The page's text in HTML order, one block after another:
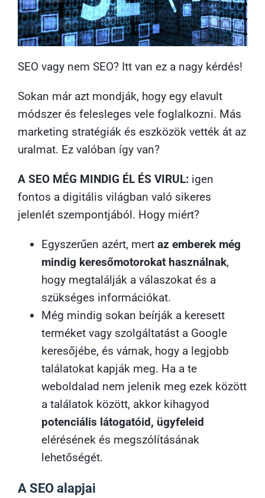
SEO vagy nem SEO? Itt van ez a nagy kérdés!
Sokan már azt mondják, hogy egy elavult
módszer és felesleges vele foglalkozni. Más
marketing stratégiák és eszközök vették át az
uralmat. Ez valóban így van?
A SEO MÉG MINDIG ÉL ÉS VIRUL: igen
fontos a digitális világban való sikeres
jelenlét szempontjából. Hogy miért?
Egyszerűen azért, mert az emberek még
mindig keresőmotorokat használnak,
hogy megtalálják a válaszokat és a
szükséges információkat.
Még mindig sokan beírják a keresett
terméket vagy szolgáltatást a Google
keresőjébe, és várnak, hogy a legjobb
találatokat kapják meg. Ha a te
weboldalad nem jelenik meg ezek között
a találatok között, akkor kihagyod
potenciális látogatóid, ügyfeleid
elérésének és megszólításának
lehetőségét.
A SEO alapjai